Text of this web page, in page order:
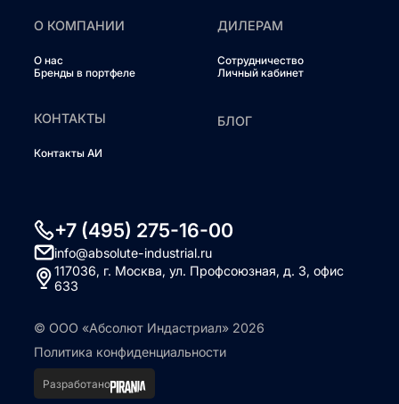
О КОМПАНИИ
О нас
Бренды в портфеле
ДИЛЕРАМ
Сотрудничество
Личный кабинет
КОНТАКТЫ
Контакты АИ
БЛОГ
+7 (495) 275-16-00
info@absolute-industrial.ru
117036, г. Москва, ул. Профсоюзная, д. 3, офис
633
© ООО «Абсолют Индастриал» 2026
Политика конфиденциальности
Разработано